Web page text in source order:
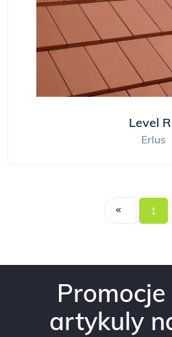
Level
Erlus
1
artykuly